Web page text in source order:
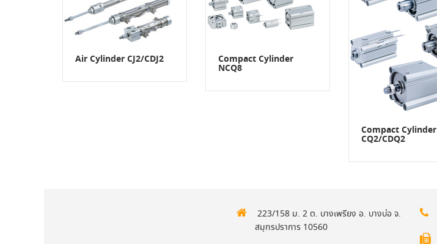
Air Cylinder CJ2/CDJ2 Compact Cylinder
NCQ8
Compact Cylinder
CQ2/CDQ2
223/158 ม. 2 ต. บางเพรียง อ. บางบ่อ จ.
สมุทรปราการ 10560